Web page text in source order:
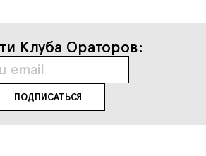
Клуба Ораторов: